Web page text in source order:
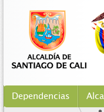
Dependencias